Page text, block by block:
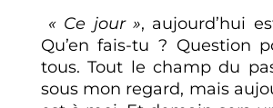
« Ce jour », aujourd’hui
Qu’en fais-tu ? Question
tous. Tout le champ du
sous mon regard, mais